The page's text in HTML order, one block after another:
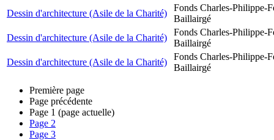
Dessin d'architecture (Asile de la Charité)
Fonds Charles-Philippe-
Baillairgé
Dessin d'architecture (Asile de la Charité)
Fonds Charles-Philippe-
Baillairgé
Dessin d'architecture (Asile de la Charité)
Fonds Charles-Philippe-
Baillairgé
Première page
Page précédente
Page 1 (page actuelle)
Page 2
Page 3